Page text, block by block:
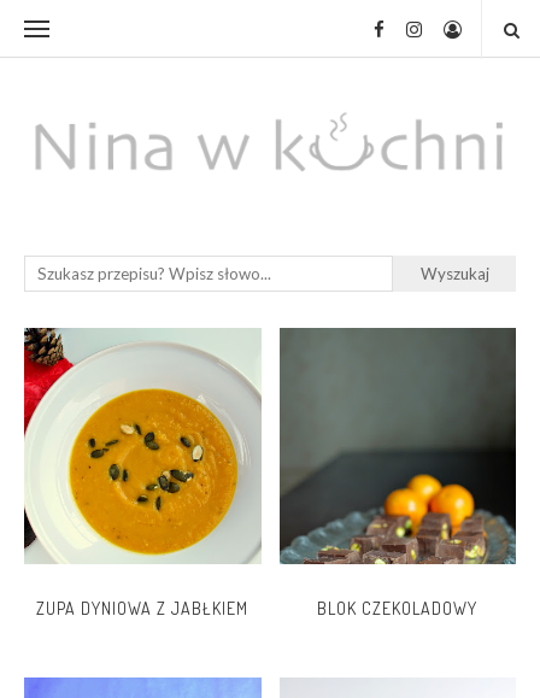
ZUPA DYNIOWA Z JABŁKIEM BLOK CZEKOLADOWY